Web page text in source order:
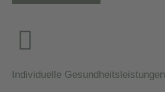
Individuelle Gesundheitsleistungen